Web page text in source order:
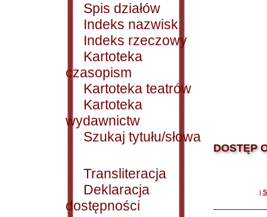
Spis działów
Indeks nazwisk
Indeks rzeczowy
Kartoteka
czasopism
Kartoteka teatrów
Kartoteka
wydawnictw
Szukaj tytułu/słowa
Transliteracja
Deklaracja
dostępności
DOSTĘP
|